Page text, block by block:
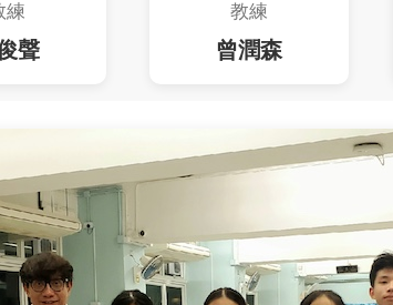
練
聲
教練
曾潤森